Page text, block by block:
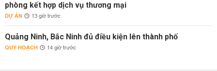
phòng kết hợp dịch vụ thương mại
DỰ ÁN 13 giờ trước
Quảng Ninh, Bắc Ninh đủ điều kiện lên thành phố
QUY HOẠCH 14 giờ trước